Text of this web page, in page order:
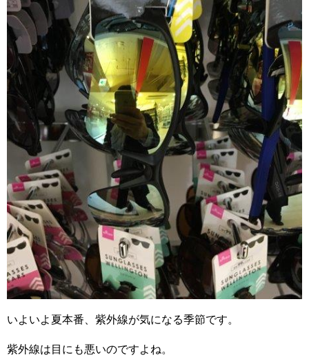
いよいよ夏本番、紫外線が気になる季節です。
紫外線は目にも悪いのですよね。